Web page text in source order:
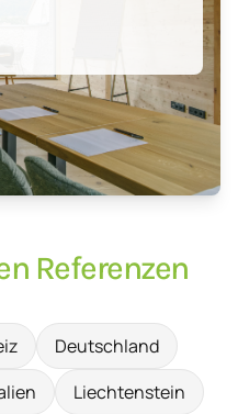
Referenzen
Deutschland
Liechtenstein